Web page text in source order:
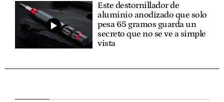
Este destornillador de
aluminio anodizado que solo
pesa 65 gramos guarda un
secreto que no se ve a simple
vista